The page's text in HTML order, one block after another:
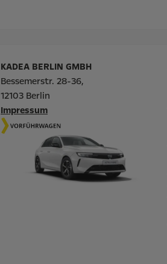
KADEA BERLIN GMBH
Bessemerstr. 28-36,
12103 Berlin
Impressum